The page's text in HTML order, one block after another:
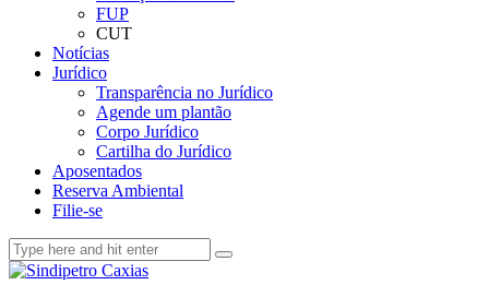
FUP
CUT
Notícias
Jurídico
Transparência no Jurídico
Agende um plantão
Corpo Jurídico
Cartilha do Jurídico
Aposentados
Reserva Ambiental
Filie-se